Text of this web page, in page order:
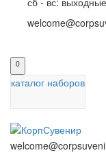
0
каталог наборов